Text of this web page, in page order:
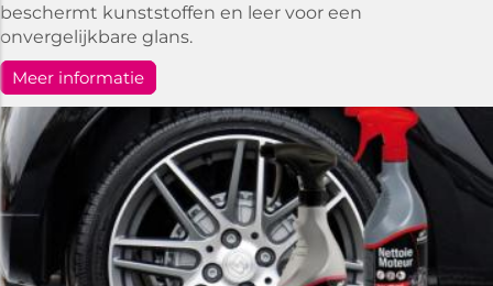
beschermt kunststoffen en leer voor een
onvergelijkbare glans.
Meer informatie